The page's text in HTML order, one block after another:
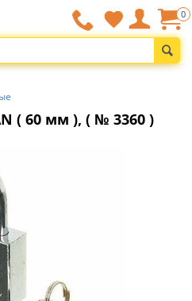
0
( 60 мм ), ( № 3360 )